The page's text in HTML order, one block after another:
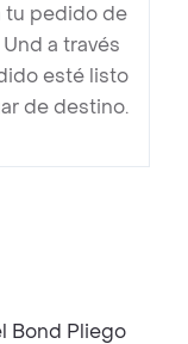
tu pedido de
a través
esté listo
de destino.
Bond Pliego